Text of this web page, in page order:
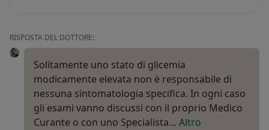
RISPOSTA DEL DOTTORE:
Solitamente uno stato di glicemia
modicamente elevata non è responsabile di
nessuna sintomatologia specifica. In ogni caso
gli esami vanno discussi con il proprio Medico
Curante o con uno Specialista… Altro